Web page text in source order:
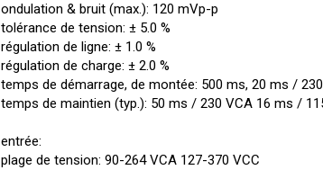
ondulation & bruit (max.): 120 mVp-p
tolérance de tension: ± 5.0 %
régulation de ligne: ± 1.0 %
régulation de charge: ± 2.0 %
temps de démarrage, de montée: 500 ms, 20 ms /
temps de maintien (typ.): 50 ms / 230 VCA 16 ms /
entrée:
plage de tension: 90-264 VCA 127-370 VCC